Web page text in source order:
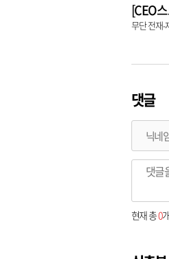
[CEO
무단 전재-
댓글
현재 총0